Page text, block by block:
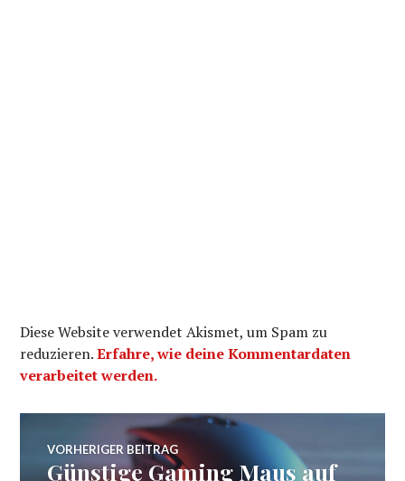
Diese Website verwendet Akismet, um Spam zu
reduzieren.Erfahre, wie deine Kommentardaten
verarbeitet werden.
Beitragsnavigation
VORHERIGER BEITRAG
Vorheriger
Günstige Gaming Maus auf